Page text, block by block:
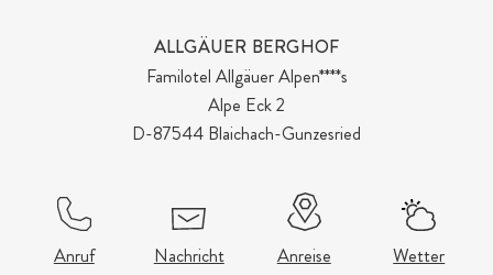
ALLGÄUER BERGHOF
Familotel Allgäuer Alpen****s
Alpe Eck 2
D-87544 Blaichach-Gunzesried
Anruf Nachricht Anreise Wetter